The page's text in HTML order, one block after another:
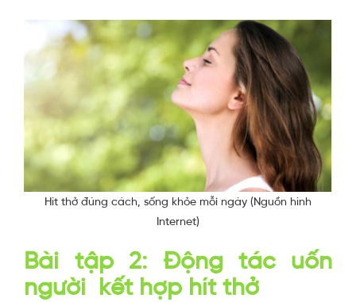
Hít thở đúng cách, sống khỏe mỗi ngày (Nguồn hình
Internet)
Bài tập 2: Động tác uốn
người kết hợp hít thở